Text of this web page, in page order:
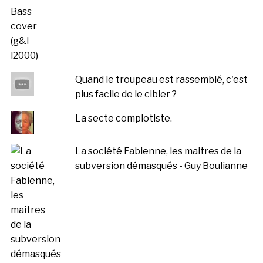
Quand le troupeau est rassemblé, c'est
plus facile de le cibler ?
La secte complotiste.
La société Fabienne, les maitres de la
subversion démasqués - Guy Boulianne